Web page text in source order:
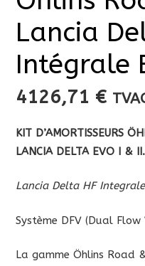
Lancia
Intégrale
4126,71 €
KIT D’AMORTISSEURS
LANCIA DELTA EVO I & II.
Lancia Delta HF
Système DFV (Dual Flow
La gamme Öhlins Road